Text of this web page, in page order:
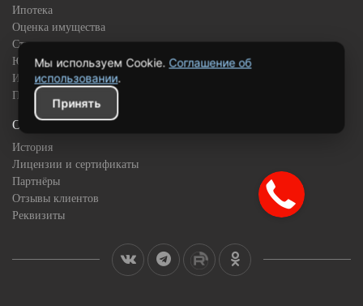
Ипотека
Оценка имущества
Страхование
Юридическое сопровождение
Инвестиционная недвижимость
Подбор квартиры в новостройке
О компании
История
Лицензии и сертификаты
Партнёры
Отзывы клиентов
Реквизиты
Мы используем Cookie. Соглашение об
использовании.
Принять